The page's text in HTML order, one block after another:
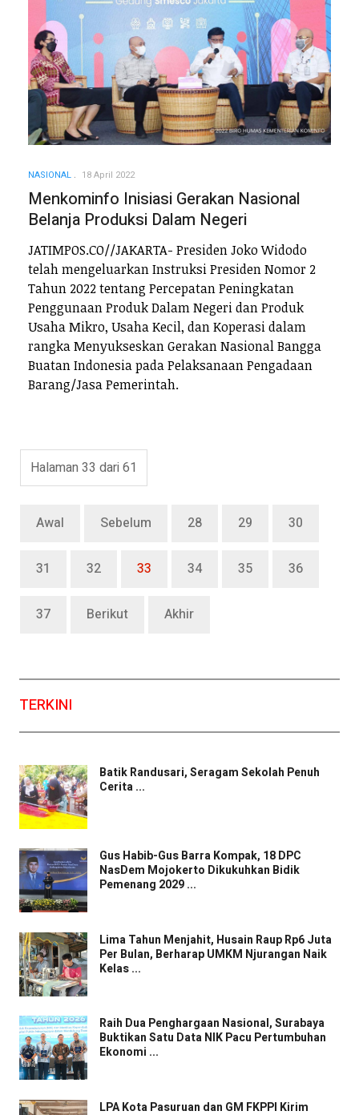
NASIONAL 18 April 2022
Menkominfo Inisiasi Gerakan Nasional
Belanja Produksi Dalam Negeri
JATIMPOS.CO//JAKARTA- Presiden Joko Widodo
telah mengeluarkan Instruksi Presiden Nomor 2
Tahun 2022 tentang Percepatan Peningkatan
Penggunaan Produk Dalam Negeri dan Produk
Usaha Mikro, Usaha Kecil, dan Koperasi dalam
rangka Menyukseskan Gerakan Nasional Bangga
Buatan Indonesia pada Pelaksanaan Pengadaan
Barang/Jasa Pemerintah.
Halaman 33 dari 61
Awal Sebelum 28 29 30
31 32 33 34 35 36
37 Berikut Akhir
TERKINI
Batik Randusari, Seragam Sekolah Penuh
Cerita ...
Gus Habib-Gus Barra Kompak, 18 DPC
NasDem Mojokerto Dikukuhkan Bidik
Pemenang 2029 ...
Lima Tahun Menjahit, Husain Raup Rp6 Juta
Per Bulan, Berharap UMKM Njurangan Naik
Kelas ...
Raih Dua Penghargaan Nasional, Surabaya
Buktikan Satu Data NIK Pacu Pertumbuhan
Ekonomi ...
LPA Kota Pasuruan dan GM FKPPI Kirim